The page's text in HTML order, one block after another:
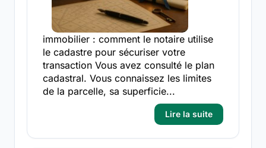
immobilier : comment le notaire utilise
le cadastre pour sécuriser votre
transaction Vous avez consulté le plan
cadastral. Vous connaissez les limites
de la parcelle, sa superficie...
Lire la suite